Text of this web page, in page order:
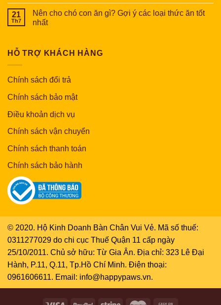
21
Th7
Nên cho chó con ăn gì? Gợi ý các loại thức ăn tốt
nhất
HỖ TRỢ KHÁCH HÀNG
Chính sách đổi trả
Chính sách bảo mật
Điều khoản dịch vụ
Chính sách vận chuyển
Chính sách thanh toán
Chính sách bảo hành
© 2020. Hộ Kinh Doanh Bàn Chân Vui Vẻ. Mã số thuế:
0311277029 do chi cục Thuế Quận 11 cấp ngày
25/10/2011. Chủ sở hữu: Từ Gia Ân. Địa chỉ: 323 Lê Đại
Hành, P.11, Q.11, Tp.Hồ Chí Minh. Điện thoại:
0961606611. Email: info@happypaws.vn.